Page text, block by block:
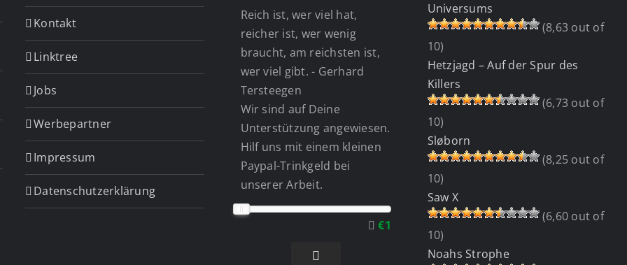
Kontakt
Linktree
Jobs
Werbepartner
Impressum
Datenschutzerklärung
Reich ist, wer viel hat,
reicher ist, wer wenig
braucht, am reichsten ist,
wer viel gibt. - Gerhard
Tersteegen
Wir sind auf Deine
Unterstützung angewiesen.
Hilf uns mit einem kleinen
Paypal-Trinkgeld bei
unserer Arbeit.
€1
Universums
(8,63 out of
10)
Hetzjagd – Auf der Spur des
Killers
(6,73 out of
10)
Sløborn
(8,25 out of
10)
Saw X
(6,60 out of
10)
Noahs Strophe